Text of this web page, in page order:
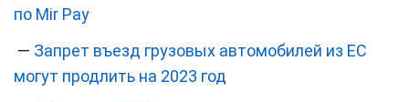
по Mir Pay
— Запрет въезд грузовых автомобилей из ЕС
могут продлить на 2023 год